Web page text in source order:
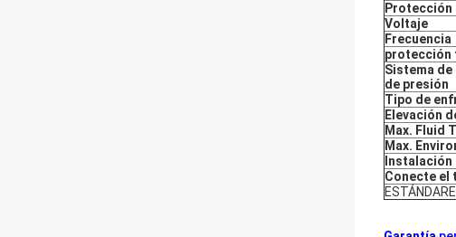
Protección
Voltaje
Frecuencia
protección
Sistema
de presión
Tipo de
Elevación
Max. Fluid
Max.
Instalación
Conecte el